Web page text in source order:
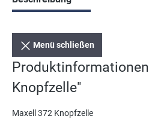
Menü schließen
Knopfzelle"
Maxell 372 Knopfzelle